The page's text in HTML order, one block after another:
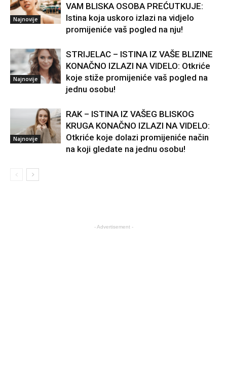
Najnovije
VAM BLISKA OSOBA PREĆUTKUJE:
Istina koja uskoro izlazi na vidjelo
promijeniće vaš pogled na nju!
Najnovije
STRIJELAC – ISTINA IZ VAŠE BLIZINE
KONAČNO IZLAZI NA VIDELO: Otkriće
koje stiže promijeniće vaš pogled na
jednu osobu!
Najnovije
RAK – ISTINA IZ VAŠEG BLISKOG
KRUGA KONAČNO IZLAZI NA VIDELO:
Otkriće koje dolazi promijeniće način
na koji gledate na jednu osobu!
- Advertisement -